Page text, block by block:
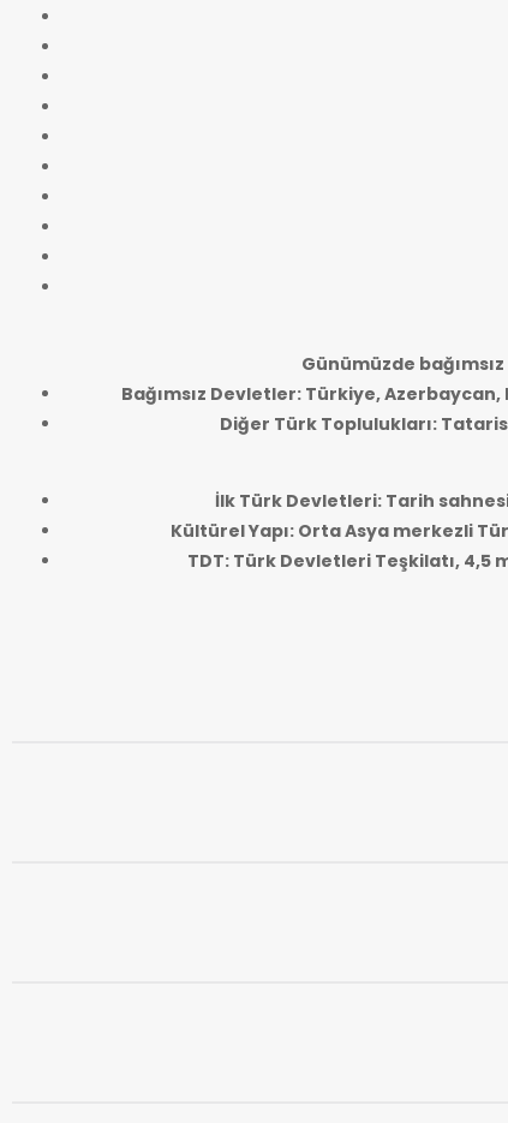
Günümüzde
Bağımsız Devletler: Türkiye,
Diğer Türk Toplulukları:
İlk Türk Devletleri: Tarih
Kültürel Yapı: Orta Asya merkezli
TDT: Türk Devletleri Teşkilatı,